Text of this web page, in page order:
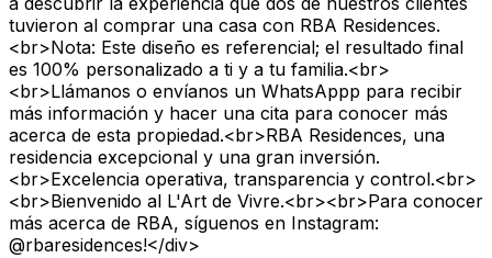
tuvieron al comprar una casa con RBA Residences.
<br>Nota: Este diseño es referencial; el resultado final
es 100% personalizado a ti y a tu familia.<br>
<br>Llámanos o envíanos un WhatsAppp para recibir
más información y hacer una cita para conocer más
acerca de esta propiedad.<br>RBA Residences, una
residencia excepcional y una gran inversión.
<br>Excelencia operativa, transparencia y control.<br>
<br>Bienvenido al L'Art de Vivre.<br><br>Para conocer
más acerca de RBA, síguenos en Instagram:
@rbaresidences!</div>